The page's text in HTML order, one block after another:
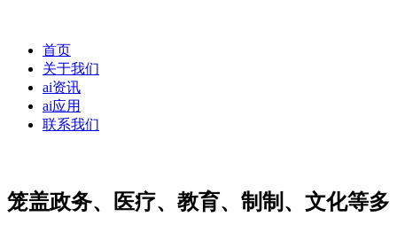
首页
关于我们
ai资讯
ai应用
联系我们
笼盖政务、医疗、教育、制制、文化等多